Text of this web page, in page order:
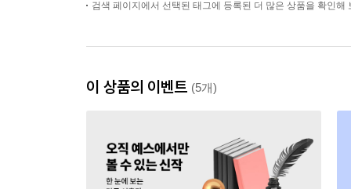
검색 페이지에서 선택된 태그에 등록된 더 많은 상품을 확인해
이 상품의 이벤트 (5개)